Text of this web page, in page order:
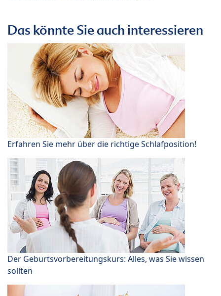
Das könnte Sie auch interessieren
Erfahren Sie mehr über die richtige Schlafposition!
Der Geburtsvorbereitungskurs: Alles, was Sie wissen
sollten